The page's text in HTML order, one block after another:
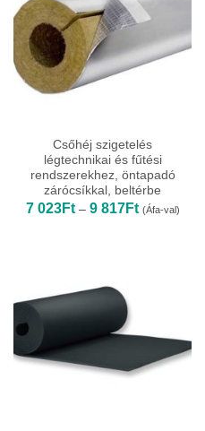
Csőhéj szigetelés
légtechnikai és fűtési
rendszerekhez, öntapadó
zárócsíkkal, beltérbe
7 023Ft – 9 817FtÁrtartomány:
7
(Áfa-val)